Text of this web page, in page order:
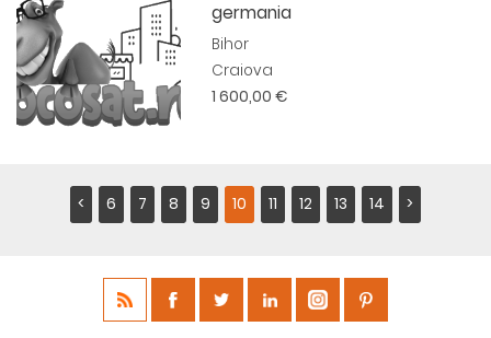
germania
Bihor
Craiova
1 600,00 €
< 6 7 8 9 10 11 12 13 14 >